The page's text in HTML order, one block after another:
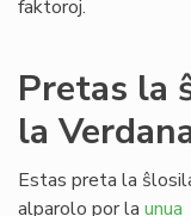
faktoroj.
Pretas la
la
Estas preta la
alparolo por la unua